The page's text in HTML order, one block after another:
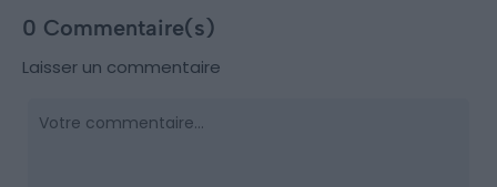
0 Commentaire(s)
Laisser un commentaire